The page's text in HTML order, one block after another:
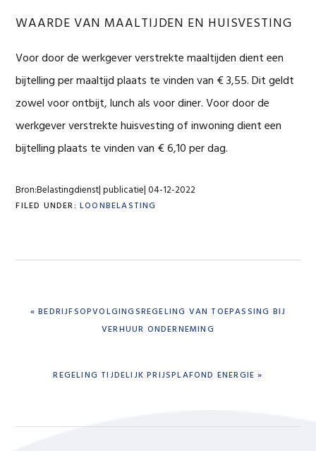
WAARDE VAN MAALTIJDEN EN HUISVESTING
Voor door de werkgever verstrekte maaltijden dient een
bijtelling per maaltijd plaats te vinden van € 3,55. Dit geldt
zowel voor ontbijt, lunch als voor diner. Voor door de
werkgever verstrekte huisvesting of inwoning dient een
bijtelling plaats te vinden van € 6,10 per dag.
Bron:Belastingdienst| publicatie| 04-12-2022
FILED UNDER: LOONBELASTING
PREVIOUS
« BEDRIJFSOPVOLGINGSREGELING VAN TOEPASSING BIJ
VERHUUR ONDERNEMING
NEXT
REGELING TIJDELIJK PRIJSPLAFOND ENERGIE »